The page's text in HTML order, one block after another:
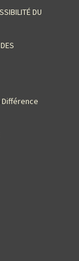
DU
Différence